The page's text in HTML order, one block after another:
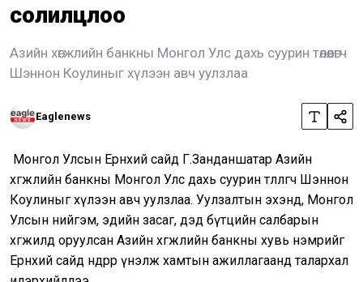
солилцлоо
Азийн хөгжлийн банкны Монгол Улс дахь суурин төлөөлөгч
Шэннон Коулиныг хүлээн авч уулзлаа
Eaglenews
Монгол Улсын Ерөнхий сайд Г.Занданшатар Азийн
хөгжлийн банкны Монгол Улс дахь суурин төлөөлөгч Шэннон
Коулиныг хүлээн авч уулзлаа. Уулзалтын эхэнд, Монгол
Улсын нийгэм, эдийн засаг, дэд бүтцийн салбарын
хөгжилд оруулсан Азийн хөгжлийн банкны хувь нэмрийг
Ерөнхий сайд өндрөөр үнэлж хамтын ажиллагаанд талархал